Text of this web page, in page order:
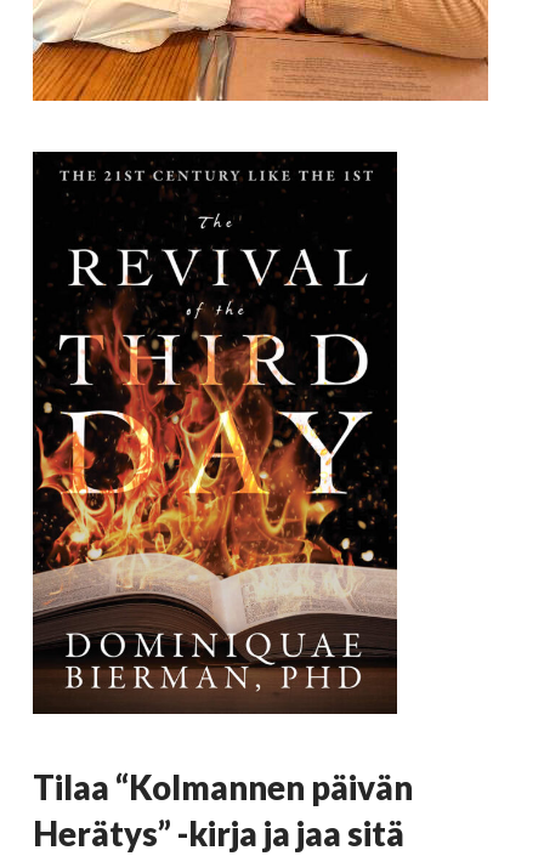
Tilaa “Kolmannen päivän
Herätys” -kirja ja jaa sitä